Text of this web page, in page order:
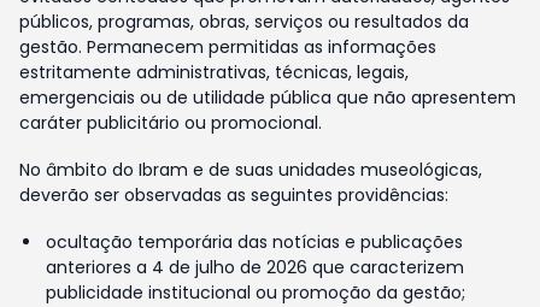
públicos, programas, obras, serviços ou resultados da
gestão. Permanecem permitidas as informações
estritamente administrativas, técnicas, legais,
emergenciais ou de utilidade pública que não apresentem
caráter publicitário ou promocional.
No âmbito do Ibram e de suas unidades museológicas,
deverão ser observadas as seguintes providências:
ocultação temporária das notícias e publicações
anteriores a 4 de julho de 2026 que caracterizem
publicidade institucional ou promoção da gestão;